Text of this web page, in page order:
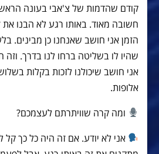
קודם שהדמות של צ'אבי בעונה
חשובה מאוד. באותו רגע לא הבנו
הזמן אני חושב שאנחנו כן מבינים.
שהיו לו בשליטה ברחו לנו בדרך. וזה
אני חושב שיכולנו לזכות בקלות
אלופות.
ומה קרה שוויתרתם לעצמכם?
אני לא יודע. אם זה היה כל כך קל